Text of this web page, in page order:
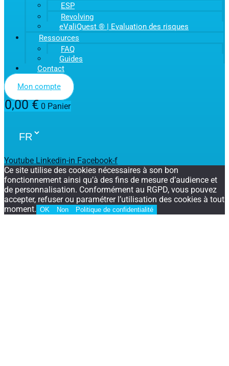
ESP
Revolving
eValiQuest ® | Evaluation des risques
Ressources
FAQ
Guides
Contact
Mon compte
0,00€ 0 Panier
Youtube Linkedin-in Facebook-f
Ce site utilise des cookies nécessaires à son bon
fonctionnement ainsi qu’à des fins de mesure d’audience et
de personnalisation. Conformément au RGPD, vous pouvez
accepter, refuser ou paramétrer l’utilisation des cookies à tout
moment. OK Non Politique de confidentialité